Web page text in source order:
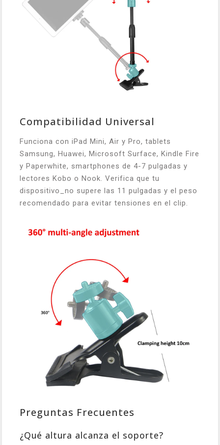
Compatibilidad Universal
Funciona con iPad Mini, Air y Pro, tablets
Samsung, Huawei, Microsoft Surface, Kindle Fire
y Paperwhite, smartphones de 4-7 pulgadas y
lectores Kobo o Nook. Verifica que tu
dispositivo_no supere las 11 pulgadas y el peso
recomendado para evitar tensiones en el clip.
Preguntas Frecuentes
¿Qué altura alcanza el soporte?